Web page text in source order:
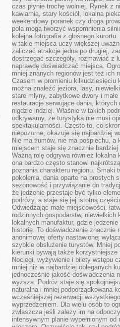
czas płynie trochę wolniej. Rynek z
kawiarnią, stary kościół, lokalna
weekendowy poranek czy droga
pola mogą tworzyć wspomnienia
kolejna fotografia z głośnego
w takie miejsca uczy większej
zaliczać atrakcje jedna po drugiej,
dostrzegać szczegóły, rozmawiać z
naprawdę doświadczać miejsca.
mniej znanych regionów jest też ich
Czasem w promieniu kilkudziesięciu
można znaleźć jeziora, lasy,
stare młyny, zabytkowe dwory i
restauracje serwujące dania, których
nigdzie indziej. Właśnie w takich
odkrywamy, że turystyka nie musi
spektakularności. Często to, co
niepozorne, okazuje się najbardziej
Nie ma tłumów, nie ma pośpiechu, a
miejscem staje się znacznie bardziej
Ważną rolę odgrywa również lokalna
ona bardzo często stanowi
poznania charakteru regionu. Smaki
pokolenia, dania oparte na prostych
sezonowość i przywiązanie do
że jedzenie przestaje być tylko
podróży, a staje się jej istotną
Odwiedzając małe miejscowości,
rodzinnych gospodarstw, niewielkich
lokalnych manufaktur, gdzie
historię. To doświadczenie znacznie
anonimowej oferty nastawionej
szybkie obsłużenie turystów. Mniej
kierunki bywają także korzystniejsze
Noclegi, wyżywienie i bilety wstępu
mniej niż w najbardziej obleganych
jednocześnie jakość doświadczenia
wyższa. Podróż staje się
naturalna i mniej podporządkowana
wcześniejszej rezerwacji
wyprzedzeniem. Dla wielu osób to
zwłaszcza jeśli zależy im na
intensywnym planie wypełnionym od